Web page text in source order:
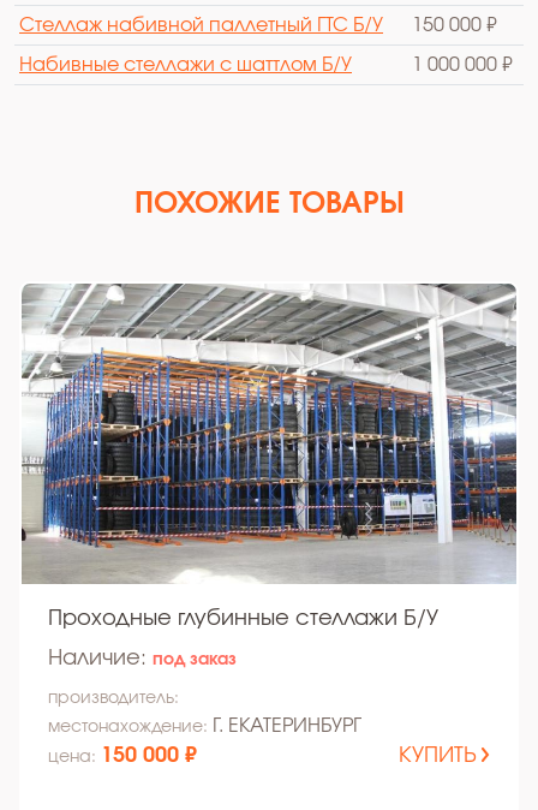
Стеллаж набивной паллетный ГТС Б/У 150 000 ₽
Набивные стеллажи с шаттлом Б/У 1 000 000 ₽
ПОХОЖИЕ ТОВАРЫ
Проходные глубинные стеллажи Б/У
Наличие: под заказ
производитель:
местонахождение:
Г. ЕКАТЕРИНБУРГ
цена: 150 000 ₽ КУПИТЬ